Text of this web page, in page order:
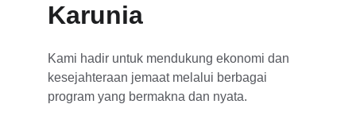
Karunia
Kami hadir untuk mendukung ekonomi dan
kesejahteraan jemaat melalui berbagai
program yang bermakna dan nyata.